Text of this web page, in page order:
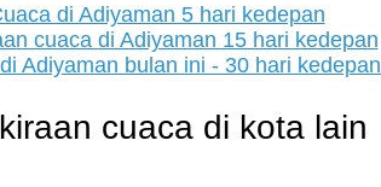
di Adiyaman 5 hari kedepan
cuaca di Adiyaman 15 hari kedepan
Adiyaman bulan ini - 30 hari kedepan
cuaca di kota lain